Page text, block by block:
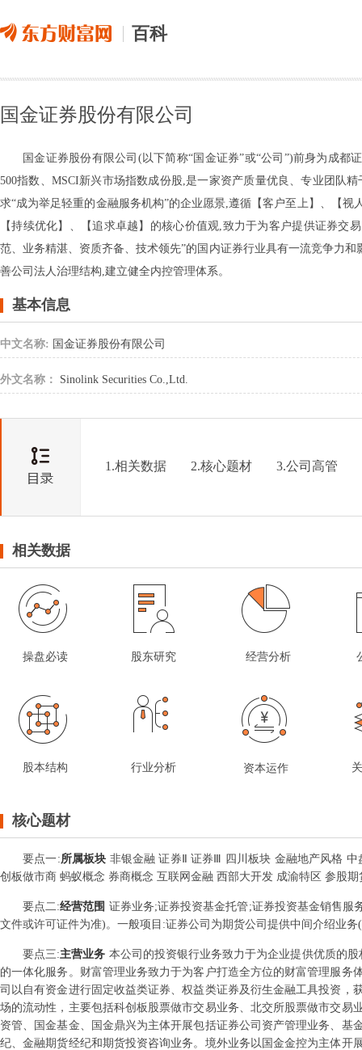
百科
国金证券股份有限公司
国金证券股份有限公司(以下简称“国金证券”或“公司”)前身为成
500指数、MSCI新兴市场指数成份股,是一家资产质量优良、专业团队
求“成为举足轻重的金融服务机构”的企业愿景,遵循【客户至上】、【
【持续优化】、【追求卓越】的核心价值观,致力于为客户提供证券
范、业务精湛、资质齐备、技术领先”的国内证券行业具有一流竞争力
善公司法人治理结构,建立健全内控管理体系。
基本信息
中文名称: 国金证券股份有限公司
外文名称： Sinolink Securities Co.,Ltd.
1.相关数据 2.核心题材 3.公司高管
相关数据
操盘必读 股东研究 经营分析
股本结构 行业分析 资本运作
核心题材
要点一:所属板块 非银金融 证券Ⅱ 证券Ⅲ 四川板块 金融地产风格
创板做市商 蚂蚁概念 券商概念 互联网金融 西部大开发 成渝特区 参股期
要点二:经营范围 证券业务;证券投资基金托管;证券投资基金销售
文件或许可证件为准)。一般项目:证券公司为期货公司提供中间介绍业
要点三:主营业务 本公司的投资银行业务致力于为企业提供优质的
的一体化服务。财富管理业务致力于为客户打造全方位的财富管理服
司以自有资金进行固定收益类证券、权益类证券及衍生金融工具投资
场的流动性，主要包括科创板股票做市交易业务、北交所股票做市交
资管、国金基金、国金鼎兴为主体开展包括证券公司资产管理业务、
纪、金融期货经纪和期货投资咨询业务。境外业务以国金金控为主体